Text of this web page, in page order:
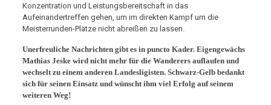
Konzentration und Leistungsbereitschaft in das
Aufeinandertreffen gehen, um im direkten Kampf um die
Meisterrunden-Plätze nicht abreißen zu lassen.
Unerfreuliche Nachrichten gibt es in puncto Kader. Eigengewächs
Mathias Jeske wird nicht mehr für die Wanderers auflaufen und
wechselt zu einem anderen Landesligisten. Schwarz-Gelb bedankt
sich für seinen Einsatz und wünscht ihm viel Erfolg auf seinem
weiteren Weg!